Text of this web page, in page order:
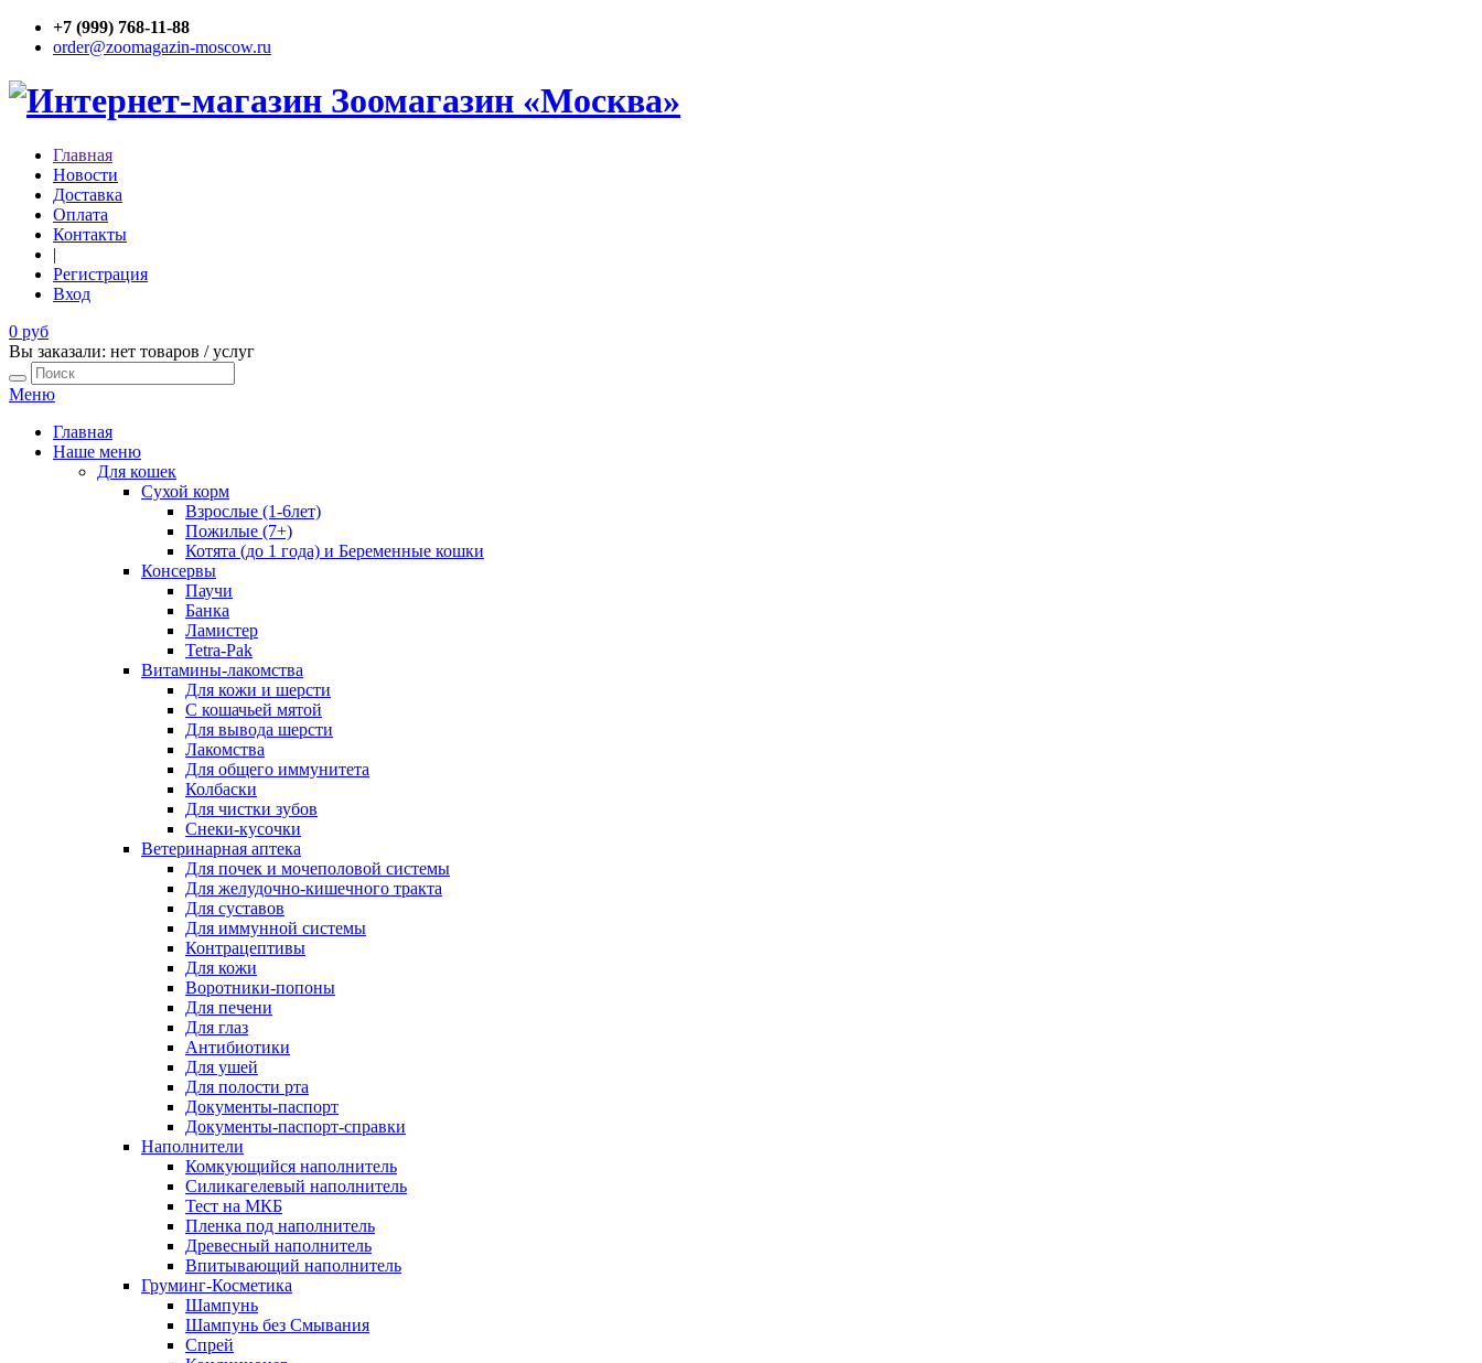
+7 (999) 768-11-88
order@zoomagazin-moscow.ru
Главная
Новости
Доставка
Оплата
Контакты
|
Регистрация
Вход
0 руб
Вы заказали: нет товаров / услуг
Меню
Главная
Наше меню
Для кошек
Сухой корм
Взрослые (1-6лет)
Пожилые (7+)
Котята (до 1 года) и Беременные кошки
Консервы
Паучи
Банка
Ламистер
Tetra-Pak
Витамины-лакомства
Для кожи и шерсти
С кошачьей мятой
Для вывода шерсти
Лакомства
Для общего иммунитета
Колбаски
Для чистки зубов
Снеки-кусочки
Ветеринарная аптека
Для почек и мочеполовой системы
Для желудочно-кишечного тракта
Для суставов
Для иммунной системы
Контрацептивы
Для кожи
Воротники-попоны
Для печени
Для глаз
Антибиотики
Для ушей
Для полости рта
Документы-паспорт
Документы-паспорт-справки
Наполнители
Комкующийся наполнитель
Силикагелевый наполнитель
Тест на МКБ
Пленка под наполнитель
Древесный наполнитель
Впитывающий наполнитель
Груминг-Косметика
Шампунь
Шампунь без Смывания
Спрей